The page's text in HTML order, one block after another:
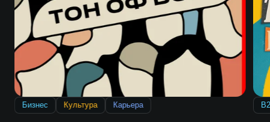
Бизнес Культура Карьера